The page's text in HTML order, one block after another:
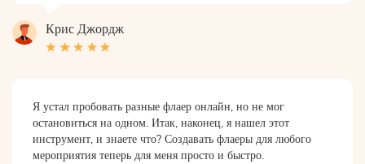
Крис Джордж
Я устал пробовать разные флаер онлайн, но не мог
остановиться на одном. Итак, наконец, я нашел этот
инструмент, и знаете что? Создавать флаеры для любого
мероприятия теперь для меня просто и быстро.